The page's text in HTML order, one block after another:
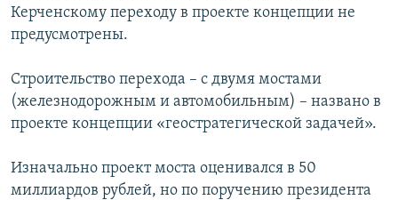
Керченскому переходу в проекте концепции не
предусмотрены.
Строительство перехода – с двумя мостами
(железнодорожным и автомобильным) – названо в
проекте концепции «геостратегической задачей».
Изначально проект моста оценивался в 50
миллиардов рублей, но по поручению президента